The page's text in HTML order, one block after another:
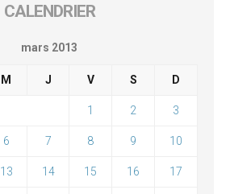
CALENDRIER
mars 2013
M J V S D
1 2 3
6 7 8 9 10
13 14 15 16 17